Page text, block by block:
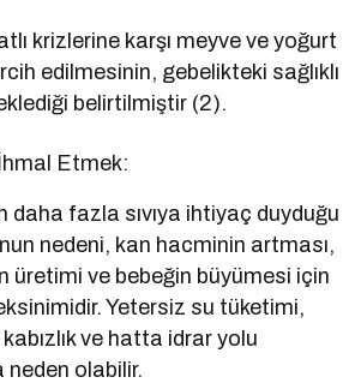
krizlerine karşı meyve ve yoğurt
edilmesinin, gebelikteki sağlıklı
belirtilmiştir (2).
Etmek:
daha fazla sıvıya ihtiyaç duyduğu
nedeni, kan hacminin artması,
üretimi ve bebeğin büyümesi için
Yetersiz su tüketimi,
ve hatta idrar yolu
neden olabilir.